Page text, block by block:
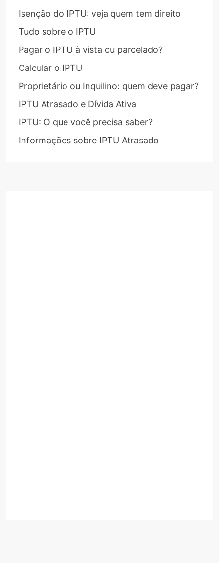
Isenção do IPTU: veja quem tem direito
Tudo sobre o IPTU
Pagar o IPTU à vista ou parcelado?
Calcular o IPTU
Proprietário ou Inquilino: quem deve pagar?
IPTU Atrasado e Dívida Ativa
IPTU: O que você precisa saber?
Informações sobre IPTU Atrasado